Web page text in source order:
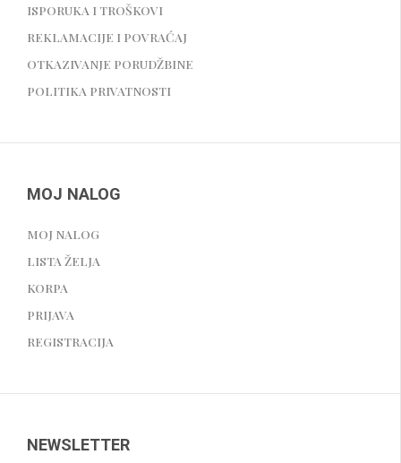
ISPORUKA I TROŠKOVI
REKLAMACIJE I POVRAĆAJ
OTKAZIVANJE PORUDŽBINE
POLITIKA PRIVATNOSTI
MOJ NALOG
MOJ NALOG
LISTA ŽELJA
KORPA
PRIJAVA
REGISTRACIJA
NEWSLETTER